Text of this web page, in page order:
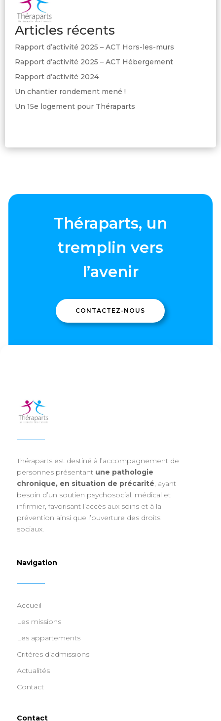
Articles récents
Rapport d’activité 2025 – ACT Hors-les-murs
Rapport d’activité 2025 – ACT Hébergement
Rapport d’activité 2024
Un chantier rondement mené !
Un 15e logement pour Théraparts
Théraparts, un
tremplin vers
l’avenir
CONTACTEZ-NOUS
Théraparts est destiné à l’accompagnement de
personnes présentant une pathologie
chronique, en situation de précarité, ayant
besoin d’un soutien psychosocial, médical et
infirmier, favorisant l’accès aux soins et à la
prévention ainsi que l’ouverture des droits
sociaux.
Navigation
Accueil
Les missions
Les appartements
Critères d’admissions
Actualités
Contact
Contact